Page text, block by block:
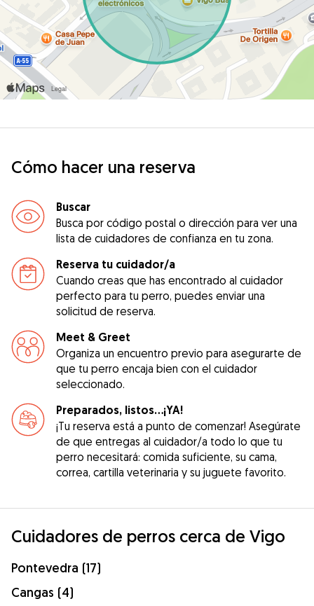
Cómo hacer una reserva
Buscar
Busca por código postal o dirección para ver una
lista de cuidadores de confianza en tu zona.
Reserva tu cuidador/a
Cuando creas que has encontrado al cuidador
perfecto para tu perro, puedes enviar una
solicitud de reserva.
Meet & Greet
Organiza un encuentro previo para asegurarte de
que tu perro encaja bien con el cuidador
seleccionado.
Preparados, listos...¡YA!
¡Tu reserva está a punto de comenzar! Asegúrate
de que entregas al cuidador/a todo lo que tu
perro necesitará: comida suficiente, su cama,
correa, cartilla veterinaria y su juguete favorito.
Cuidadores de perros cerca de Vigo
Pontevedra (17)
Cangas (4)